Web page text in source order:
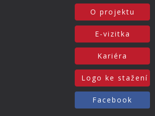
O projektu
E-vizitka
Kariéra
Logo ke stažení
Facebook